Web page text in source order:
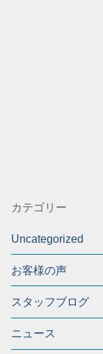
カテゴリー
Uncategorized
お客様の声
スタッフブログ
ニュース